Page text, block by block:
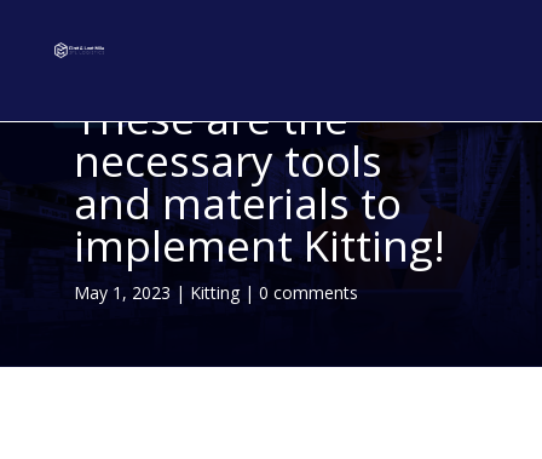
These are the
necessary tools
and materials to
implement Kitting!
May 1, 2023 | Kitting| 0 comments